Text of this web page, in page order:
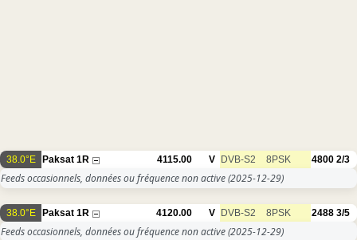
38.0°E Paksat 1R 4115.00 V DVB-S2 8PSK 4800 2/3
Feeds occasionnels, données ou fréquence non active(2025-12-29)
38.0°E Paksat 1R 4120.00 V DVB-S2 8PSK 2488 3/5
Feeds occasionnels, données ou fréquence non active(2025-12-29)